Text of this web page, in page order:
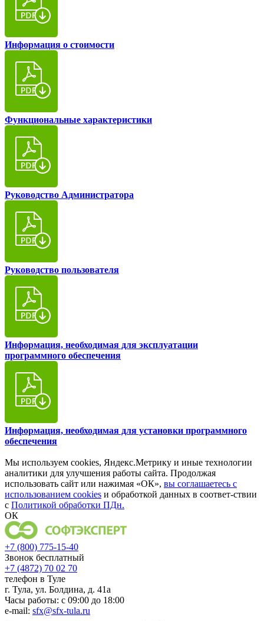
Информация о стоимости
Функциональные характеристики
Руководство Администратора
Руководство пользователя
Информация, необходимая для эксплуатации
программного обеспечения
Информация, необходимая для установки программного
обеспечения
Мы используем cookies, Яндекс.Метрику и иные технологии
аналитики для улучшения работы сайта. Продолжая
использовать сайт или нажимая «ОК», вы соглашаетесь с
использованием cookies и обработкой данных в соответ-ствии
с Политикой обработки ПДн.
ОК
+7 (800) 775-15-40
Звонок бесплатный
+7 (4872) 70 02 70
телефон в Туле
г. Тула, ул. Болдина, д. 41а
Часы работы: с 09:00 до 18:00
e-mail: sfx@sfx-tula.ru